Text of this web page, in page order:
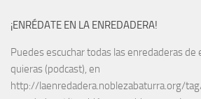
¡ENRÉDATE EN LA ENREDADERA!
Puedes escuchar todas las enredaderas de
quieras (podcast), en
http://laenredadera.noblezabaturra.org/